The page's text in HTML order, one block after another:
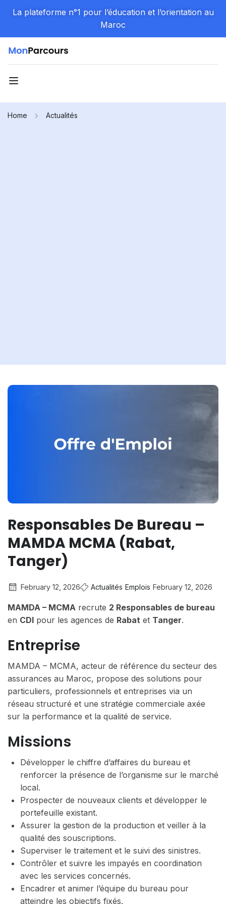
La plateforme n°1 pour l’éducation et l’orientation au
Maroc
Home Actualités
Responsables De Bureau –
MAMDA MCMA (Rabat,
Tanger)
February 12, 2026 Actualités Emplois February 12, 2026
MAMDA – MCMA recrute 2 Responsables de bureau
en CDI pour les agences de Rabat et Tanger.
Entreprise
MAMDA – MCMA, acteur de référence du secteur des
assurances au Maroc, propose des solutions pour
particuliers, professionnels et entreprises via un
réseau structuré et une stratégie commerciale axée
sur la performance et la qualité de service.
Missions
Développer le chiffre d’affaires du bureau et
renforcer la présence de l’organisme sur le marché
local.
Prospecter de nouveaux clients et développer le
portefeuille existant.
Assurer la gestion de la production et veiller à la
qualité des souscriptions.
Superviser le traitement et le suivi des sinistres.
Contrôler et suivre les impayés en coordination
avec les services concernés.
Encadrer et animer l’équipe du bureau pour
atteindre les objectifs fixés.